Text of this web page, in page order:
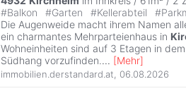
#Balkon #Garten #Kellerabteil #
Die Augenweide macht ihrem Namen
ein charmantes Mehrparteienhaus in
Wohneinheiten sind auf 3 Etagen in
Südhang vorzufinden.... [Mehr]
immobilien.derstandard.at 06.08.2026